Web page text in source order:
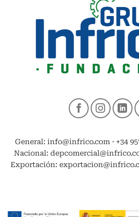
General: info@infrico.com · +34
Nacional:
Exportación: